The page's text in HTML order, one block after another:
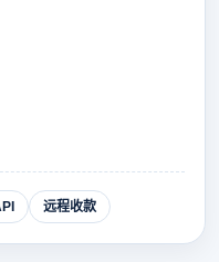
远程收款